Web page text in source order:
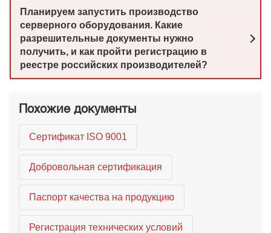
Планируем запустить производство
серверного оборудования. Какие
разрешительные документы нужно
получить, и как пройти регистрацию в
реестре российских производителей?
Похожие документы
Сертификат ISO 9001
Добровольная сертификация
Паспорт качества на продукцию
Регистрация технических условий